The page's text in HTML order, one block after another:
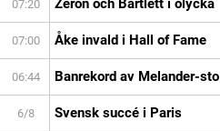
07:20 Zeron och Bartlett i olycka
07:00 Åke invald i Hall of Fame
06:44 Banrekord av Melander-sto
6/8 Svensk succé i Paris